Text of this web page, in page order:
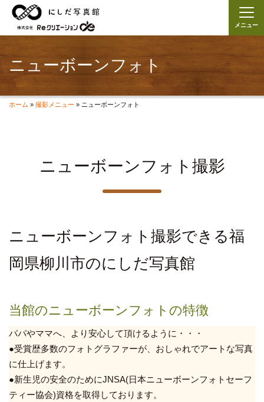
メニュー
ニューボーンフォト
ホーム » 撮影メニュー » ニューボーンフォト
ニューボーンフォト撮影
ニューボーンフォト撮影できる福
岡県柳川市のにしだ写真館
当館のニューボーンフォトの特徴
パパやママへ、より安心して頂けるように・・・
●受賞歴多数のフォトグラファーが、おしゃれでアートな写真
に仕上げます。
●新生児の安全のためにJNSA(日本ニューボーンフォトセーフ
ティー協会)資格を取得しております。